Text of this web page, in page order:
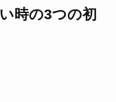
時の3つの初